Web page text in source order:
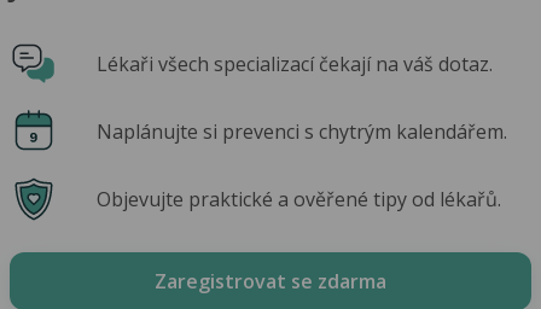
Lékaři všech specializací čekají na váš dotaz.
Naplánujte si prevenci s chytrým kalendářem.
Objevujte praktické a ověřené tipy od lékařů.
Zaregistrovat se zdarma